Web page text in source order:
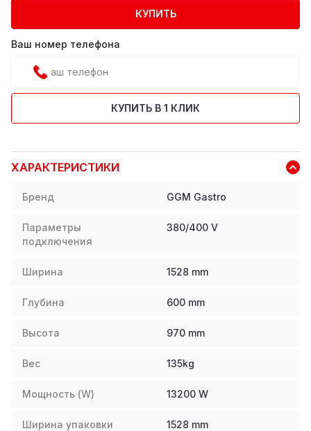
КУПИТЬ
Ваш номер телефона
КУПИТЬ В 1 КЛИК
ХАРАКТЕРИСТИКИ
Бренд GGM Gastro
Параметры
подключения
380/400 V
Ширина 1528 mm
Глубина 600 mm
Высота 970 mm
Вес 135kg
Мощность (W) 13200 W
Ширина упаковки 1528 mm